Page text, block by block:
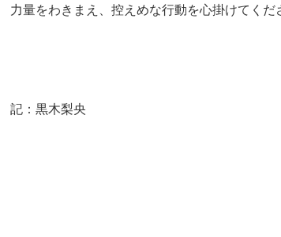
力量をわきまえ、控えめな行動を心掛けてくだ
記：黒木梨央